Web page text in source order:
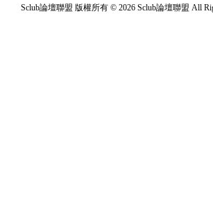
Sclub論壇聯盟 版權所有 © 2026 Sclub論壇聯盟 All